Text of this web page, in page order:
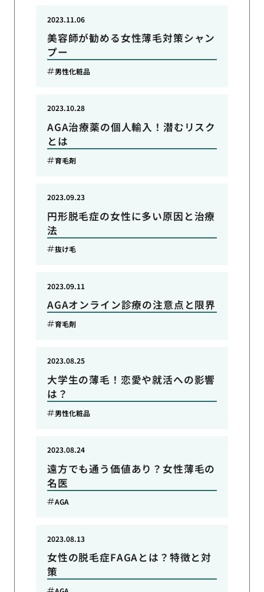
美容師が勧める女性薄毛対策シャン
プー
2023.11.06
男性化粧品
AGA治療薬の個人輸入！潜むリスク
とは
2023.10.28
育毛剤
円形脱毛症の女性に多い原因と治療
法
2023.09.23
抜け毛
AGAオンライン診療の注意点と限界
2023.09.11
育毛剤
大学生の薄毛！恋愛や就活への影響
は？
2023.08.25
男性化粧品
遠方でも通う価値あり？女性薄毛の
名医
2023.08.24
AGA
女性の脱毛症FAGAとは？特徴と対
策
2023.08.13